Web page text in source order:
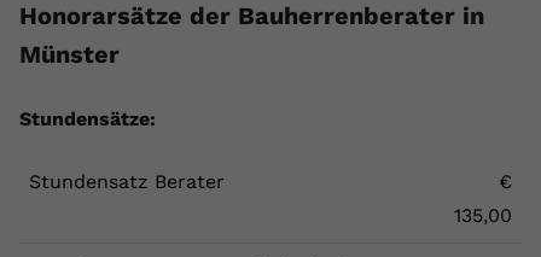
Honorarsätze der Bauherrenberater in
Münster
Stundensätze:
Stundensatz Berater
€
135,00